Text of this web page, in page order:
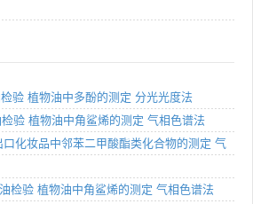
验 植物油中多酚的测定 分光光度法
验 植物油中角鲨烯的测定 气相色谱法
化妆品中邻苯二甲酸酯类化合物的测定 气
检验 植物油中角鲨烯的测定 气相色谱法